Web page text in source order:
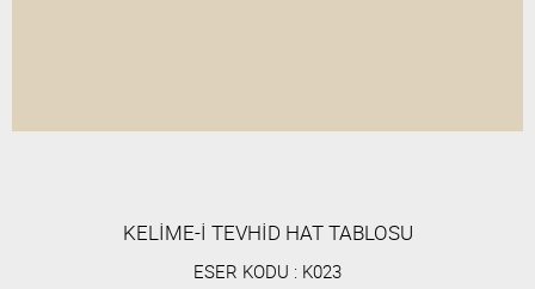
KELİME-İ TEVHİD HAT TABLOSU
ESER KODU : K023